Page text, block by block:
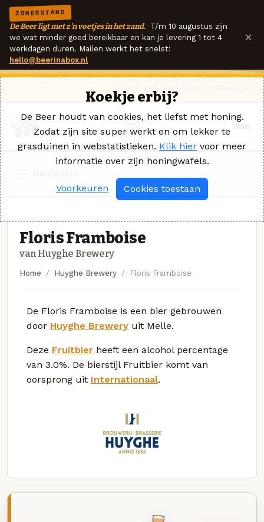
ZOMERSTAND
De Beer ligt met z'n voetjes in het zand. T/m 10 augustus zijn
we wat minder goed bereikbaar en kan je levering 1 tot 4
werkdagen duren. Mailen werkt het snelst:
hello@beerinabox.nl
×
Floris Framboise
van Huyghe Brewery
Home Huyghe Brewery Floris Framboise
De Floris Framboise is een bier gebrouwen
door Huyghe Brewery uit Melle.
Deze Fruitbier heeft een alcohol percentage
van 3.0%. De bierstijl Fruitbier komt van
oorsprong uit Internationaal.
Koekje erbij?
De Beer houdt van cookies, het liefst met honing.
Zodat zijn site super werkt en om lekker te
grasduinen in webstatistieken. Klik hier voor meer
informatie over zijn honingwafels.
Voorkeuren Cookies toestaan